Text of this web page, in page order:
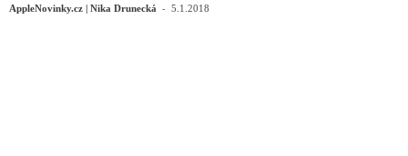
AppleNovinky.cz | Nika Drunecká - 5.1.2018